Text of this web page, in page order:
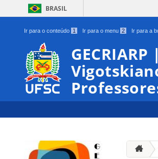
BRASIL
Ir para o conteúdo 1 Ir para o menu 2 Ir para a